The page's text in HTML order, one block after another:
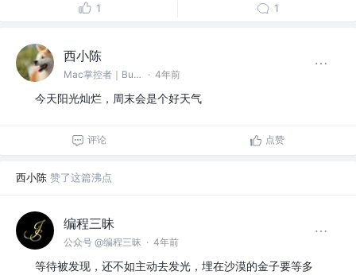
1 1
西小陈
Mac掌控者｜Bug缔造和毁灭者 @中通科技 · 4年前
今天阳光灿烂，周末会是个好天气
评论 点赞
西小陈 赞了这篇沸点
编程三昧
公众号 @编程三昧 · 4年前
等待被发现，还不如主动去发光，埋在沙漠的金子要等多